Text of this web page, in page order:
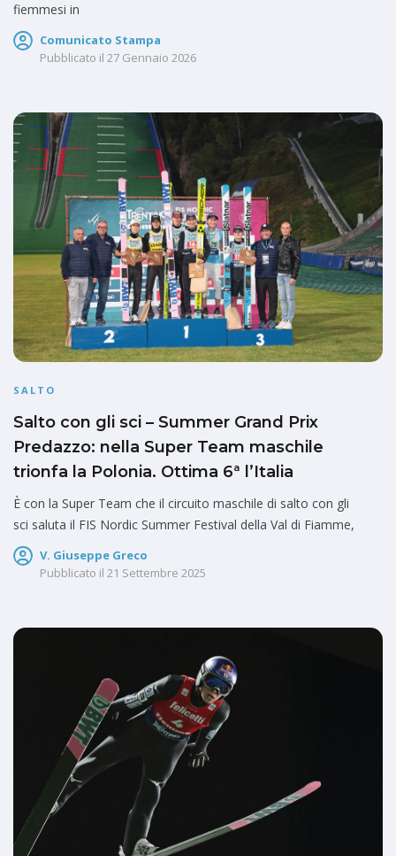
fiemmesi in
Comunicato Stampa
Pubblicato il 27 Gennaio 2026
SALTO
Salto con gli sci – Summer Grand Prix
Predazzo: nella Super Team maschile
trionfa la Polonia. Ottima 6ª l’Italia
È con la Super Team che il circuito maschile di salto con gli
sci saluta il FIS Nordic Summer Festival della Val di Fiamme,
V. Giuseppe Greco
Pubblicato il 21 Settembre 2025